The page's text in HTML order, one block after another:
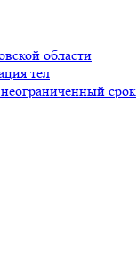
области
тел
срок